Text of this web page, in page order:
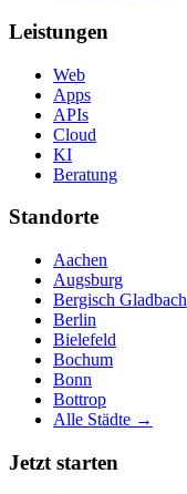
Leistungen
Web
Apps
APIs
Cloud
KI
Beratung
Standorte
Aachen
Augsburg
Bergisch Gladbach
Berlin
Bielefeld
Bochum
Bonn
Bottrop
Alle Städte →
Jetzt starten